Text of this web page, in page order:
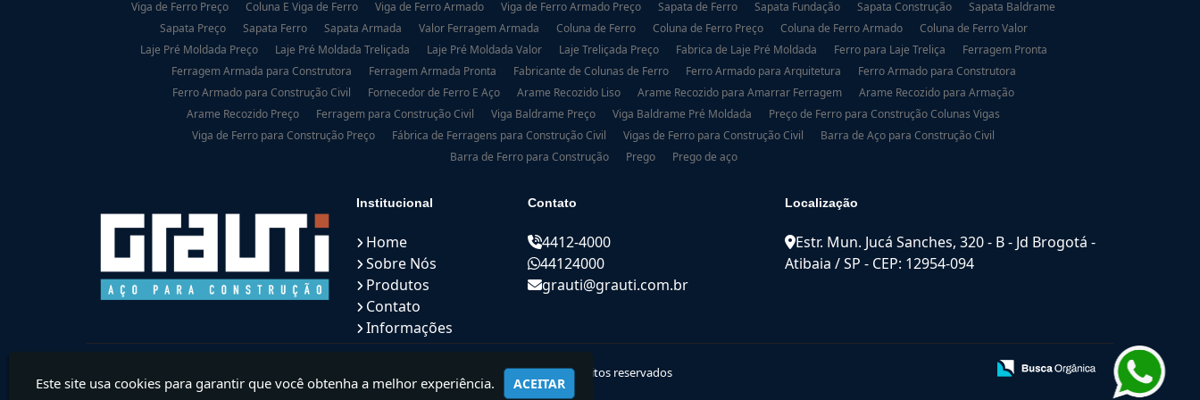
Viga de Ferro Preço
Coluna E Viga de Ferro Viga de Ferro Armado Viga de Ferro Armado Preço Sapata de Ferro Sapata Fundação Sapata Construção
Sapata Baldrame
Sapata Preço
Sapata Ferro Sapata Armada Valor Ferragem Armada Coluna de Ferro Coluna de Ferro Preço Coluna de Ferro Armado
Coluna de Ferro Valor
Laje Pré Moldada Preço
Laje Pré Moldada Treliçada Laje Pré Moldada Valor Laje Treliçada Preço Fabrica de Laje Pré Moldada Ferro para Laje Treliça
Ferragem Pronta
Ferragem Armada para Construtora
Ferragem Armada Pronta Fabricante de Colunas de Ferro Ferro Armado para Arquitetura
Ferro Armado para Construtora
Ferro Armado para Construção Civil
Fornecedor de Ferro E Aço Arame Recozido Liso Arame Recozido para Amarrar Ferragem
Arame Recozido para Armação
Arame Recozido Preço
Ferragem para Construção Civil Viga Baldrame Preço Viga Baldrame Pré Moldada
Preço de Ferro para Construção Colunas Vigas
Viga de Ferro para Construção Preço
Fábrica de Ferragens para Construção Civil Vigas de Ferro para Construção Civil
Barra de Aço para Construção Civil
Barra de Ferro para Construção
Prego Prego de aço
Institucional
Home
Sobre Nós
Produtos
Contato
Informações
Contato
4412-4000
44124000
grauti@grauti.com.br
Localização
Estr. Mun. Jucá Sanches, 320 - B - Jd Brogotá -
Atibaia / SP - CEP: 12954-094
© 2021 GRAUTI | Todos os direitos reservados
Este site usa cookies para garantir que você obtenha a melhor experiência. ACEITAR